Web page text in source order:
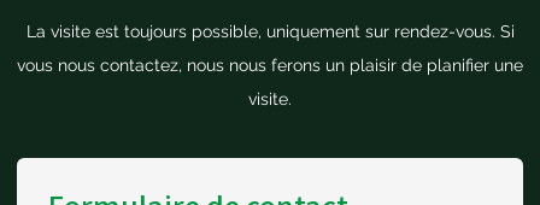
La visite est toujours possible, uniquement sur rendez-vous. Si
vous nous contactez, nous nous ferons un plaisir de planifier une
visite.